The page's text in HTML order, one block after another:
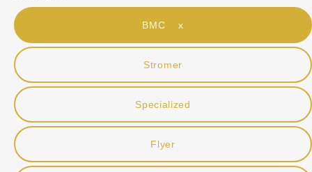
BMC x
Stromer
Specialized
Flyer